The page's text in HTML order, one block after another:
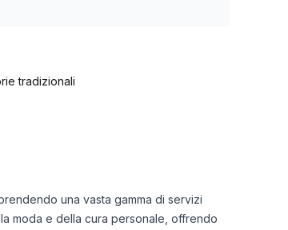
tradizionali
una vasta gamma di servizi
moda e della cura personale, offrendo